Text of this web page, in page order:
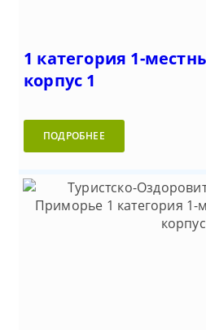
1 категория 1-
корпус 1
ПОДРОБНЕЕ